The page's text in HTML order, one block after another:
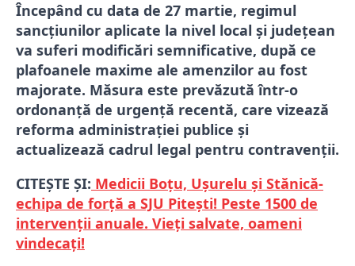
Începând cu data de 27 martie, regimul
sancțiunilor aplicate la nivel local și județean
va suferi modificări semnificative, după ce
plafoanele maxime ale amenzilor au fost
majorate. Măsura este prevăzută într-o
ordonanță de urgență recentă, care vizează
reforma administrației publice și
actualizează cadrul legal pentru contravenții.
CITEȘTE ȘI: Medicii Boțu, Ușurelu și Stănică-
echipa de forță a SJU Pitești! Peste 1500 de
intervenții anuale. Vieți salvate, oameni
vindecați!